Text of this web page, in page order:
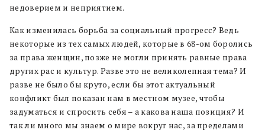
недоверием и неприятием.
Как изменилась борьба за социальный прогресс? Ведь
некоторые из тех самых людей, которые в 68-ом боролись
за права женщин, позже не могли принять равные права
других рас и культур. Разве это не великолепная тема? И
разве не было бы круто, если бы этот актуальный
конфликт был показан нам в местном музее, чтобы
задуматься и спросить себя – а какова наша позиция? И
так ли много мы знаем о мире вокруг нас, за пределами